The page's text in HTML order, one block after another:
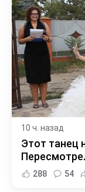
10 ч. назад
Этот танец
288 54